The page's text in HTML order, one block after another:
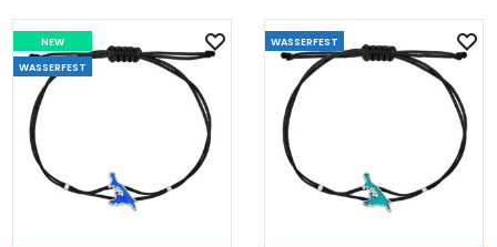
NEW
WASSERFEST
WASSERFEST